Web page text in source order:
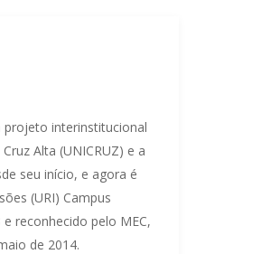
projeto interinstitucional
Alta (UNICRUZ) e a
seu início, e agora é
(URI) Campus
reconhecido pelo MEC,
de 2014.